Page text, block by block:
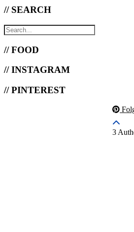
// SEARCH
// FOOD
// INSTAGRAM
// PINTEREST
3